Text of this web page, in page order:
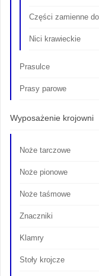
Części zamienne
Nici krawieckie
Prasulce
Prasy parowe
Wyposażenie krojowni
Noże tarczowe
Noże pionowe
Noże taśmowe
Znaczniki
Klamry
Stoły krojcze